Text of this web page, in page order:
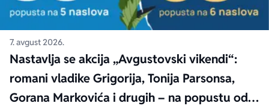
7. avgust 2026.
Nastavlja se akcija „Avgustovski vikendi“:
romani vladike Grigorija, Tonija Parsonsa,
Gorana Markovića i drugih – na popustu od